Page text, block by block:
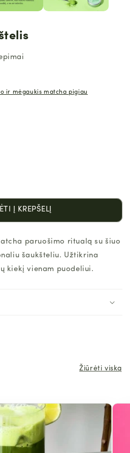
ir mėgaukis matcha pigiau
Į KREPŠELĮ
paruošimo ritualą su šiuo
šaukšteliu. Užtikrina
kiekį vienam puodeliui.
Žiūrėti viską